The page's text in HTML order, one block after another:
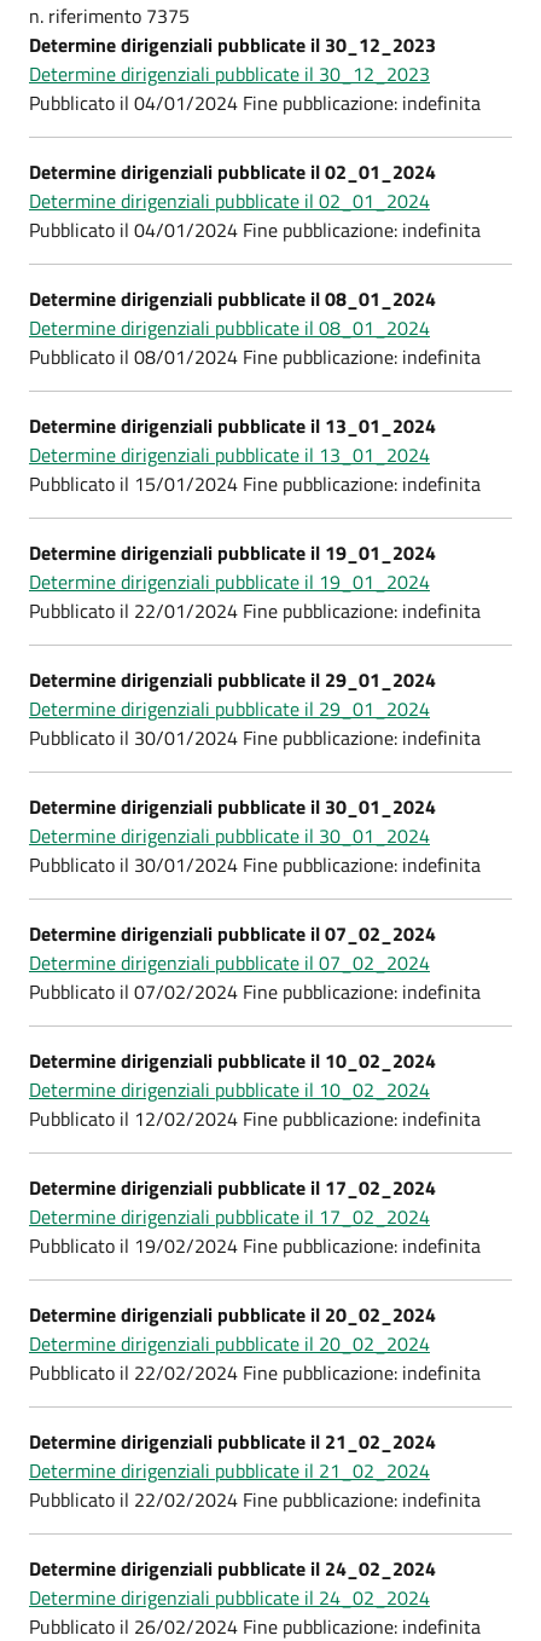
n. riferimento 7375
Determine dirigenziali pubblicate il 30_12_2023
Determine dirigenziali pubblicate il 30_12_2023
Pubblicato il 04/01/2024 Fine pubblicazione: indefinita
Determine dirigenziali pubblicate il 02_01_2024
Determine dirigenziali pubblicate il 02_01_2024
Pubblicato il 04/01/2024 Fine pubblicazione: indefinita
Determine dirigenziali pubblicate il 08_01_2024
Determine dirigenziali pubblicate il 08_01_2024
Pubblicato il 08/01/2024 Fine pubblicazione: indefinita
Determine dirigenziali pubblicate il 13_01_2024
Determine dirigenziali pubblicate il 13_01_2024
Pubblicato il 15/01/2024 Fine pubblicazione: indefinita
Determine dirigenziali pubblicate il 19_01_2024
Determine dirigenziali pubblicate il 19_01_2024
Pubblicato il 22/01/2024 Fine pubblicazione: indefinita
Determine dirigenziali pubblicate il 29_01_2024
Determine dirigenziali pubblicate il 29_01_2024
Pubblicato il 30/01/2024 Fine pubblicazione: indefinita
Determine dirigenziali pubblicate il 30_01_2024
Determine dirigenziali pubblicate il 30_01_2024
Pubblicato il 30/01/2024 Fine pubblicazione: indefinita
Determine dirigenziali pubblicate il 07_02_2024
Determine dirigenziali pubblicate il 07_02_2024
Pubblicato il 07/02/2024 Fine pubblicazione: indefinita
Determine dirigenziali pubblicate il 10_02_2024
Determine dirigenziali pubblicate il 10_02_2024
Pubblicato il 12/02/2024 Fine pubblicazione: indefinita
Determine dirigenziali pubblicate il 17_02_2024
Determine dirigenziali pubblicate il 17_02_2024
Pubblicato il 19/02/2024 Fine pubblicazione: indefinita
Determine dirigenziali pubblicate il 20_02_2024
Determine dirigenziali pubblicate il 20_02_2024
Pubblicato il 22/02/2024 Fine pubblicazione: indefinita
Determine dirigenziali pubblicate il 21_02_2024
Determine dirigenziali pubblicate il 21_02_2024
Pubblicato il 22/02/2024 Fine pubblicazione: indefinita
Determine dirigenziali pubblicate il 24_02_2024
Determine dirigenziali pubblicate il 24_02_2024
Pubblicato il 26/02/2024 Fine pubblicazione: indefinita